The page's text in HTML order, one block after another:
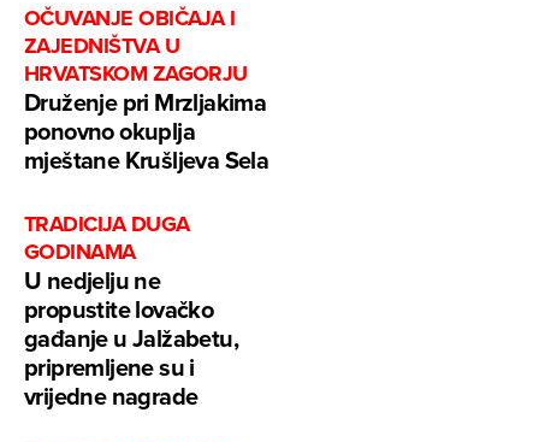
OČUVANJE OBIČAJA I
ZAJEDNIŠTVA U
HRVATSKOM ZAGORJU
Druženje pri Mrzljakima
ponovno okuplja
mještane Krušljeva Sela
TRADICIJA DUGA
GODINAMA
U nedjelju ne
propustite lovačko
gađanje u Jalžabetu,
pripremljene su i
vrijedne nagrade